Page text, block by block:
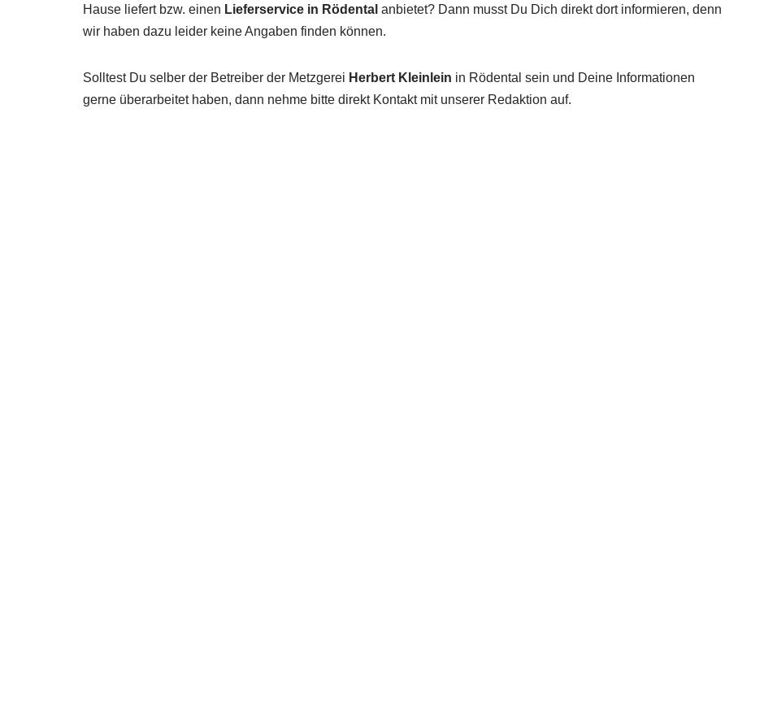
Hause liefert bzw. einen Lieferservice in Rödental anbietet? Dann musst Du Dich direkt dort informieren, denn
wir haben dazu leider keine Angaben finden können.
Solltest Du selber der Betreiber der Metzgerei Herbert Kleinlein in Rödental sein und Deine Informationen
gerne überarbeitet haben, dann nehme bitte direkt Kontakt mit unserer Redaktion auf.